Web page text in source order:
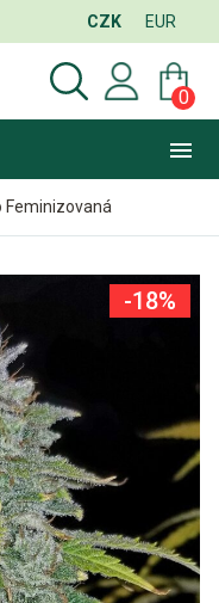
CZK EUR
0
Feminizovaná
-18%